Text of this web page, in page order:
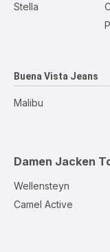
Stella
Buena Vista Jeans
Malibu
Damen Jacken
Wellensteyn
Camel Active